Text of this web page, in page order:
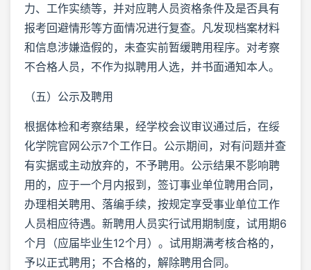
力、工作实绩等，并对应聘人员资格条件及是否具有
报考回避情形等方面情况进行复查。凡发现档案材料
和信息涉嫌造假的，未查实前暂缓聘用程序。对考察
不合格人员，不作为拟聘用人选，并书面通知本人。
（五）公示及聘用
根据体检和考察结果，经学校会议审议通过后，在绥
化学院官网公示7个工作日。公示期间，对有问题并查
有实据或主动放弃的，不予聘用。公示结果不影响聘
用的，应于一个月内报到，签订事业单位聘用合同，
办理相关聘用、落编手续，按规定享受事业单位工作
人员相应待遇。新聘用人员实行试用期制度，试用期6
个月（应届毕业生12个月）。试用期满考核合格的，
予以正式聘用；不合格的，解除聘用合同。